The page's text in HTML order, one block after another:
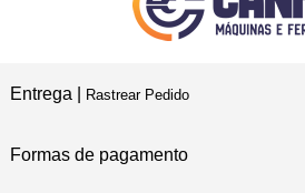
Entrega | Rastrear Pedido
Formas de pagamento